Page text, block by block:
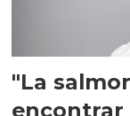
"La
encontrar